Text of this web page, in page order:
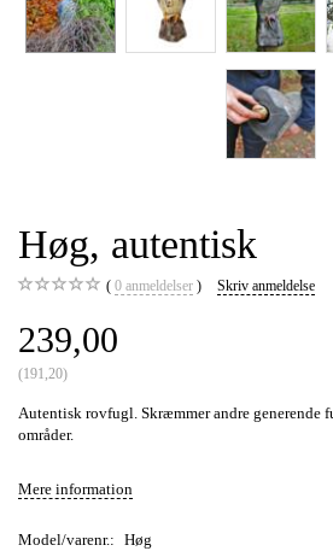
Høg, autentisk
0 anmeldelser Skriv anmeldelse
239,00
(191,20)
Autentisk rovfugl. Skræmmer andre generende
områder.
Mere information
Model/varenr.: Høg